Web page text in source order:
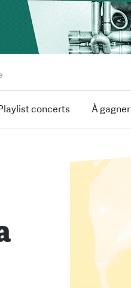
concerts À gagner